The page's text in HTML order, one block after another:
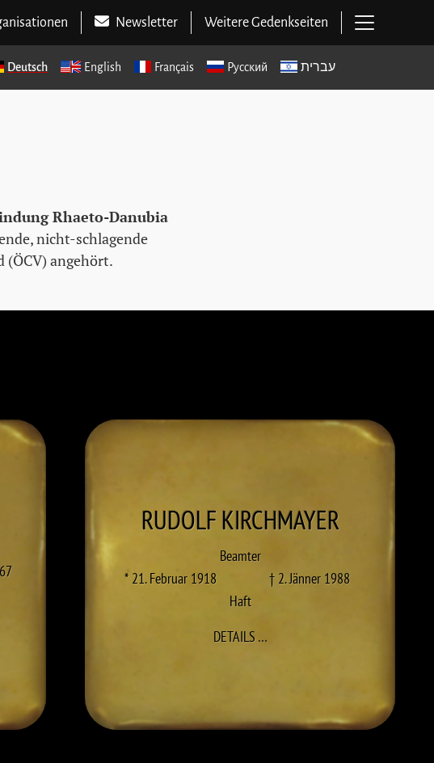
Newsletter Weitere Gedenkseiten
Deutsch English Français Русский עברית
Rhaeto-Danubia
nicht-schlagende
(ÖCV) angehört.
RUDOLFKIRCHMAYER
Beamter
* 21. Februar 1918
† 2. Jänner 1988
Haft
DETAILS…ZU RUDOLF KIRCHMAYER